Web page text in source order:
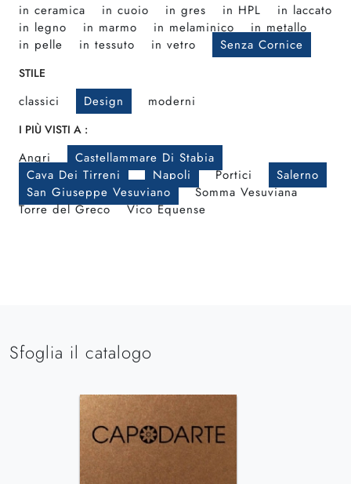
in ceramica in cuoio in gres in HPL
in laccato
in legno
in marmo in melaminico
in metallo
in pelle
in tessuto in vetro Senza Cornice
STILE
classici Design moderni
I PIÙ VISTI A :
Angri
Castellammare Di Stabia
Cava Dei Tirreni
Napoli Portici
Salerno
San Giuseppe Vesuviano
Somma Vesuviana
Torre del Greco
Vico Equense
Sfoglia il catalogo